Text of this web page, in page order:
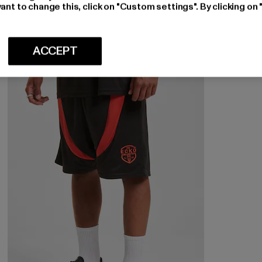
fra267,88 DKK
Nuværende pris: Fra 267,88 DKK
362,00 DKK Kampagnepris: 362,00 DKK
-28%
to change this, click on "Custom settings". By clicking
ACCEPT